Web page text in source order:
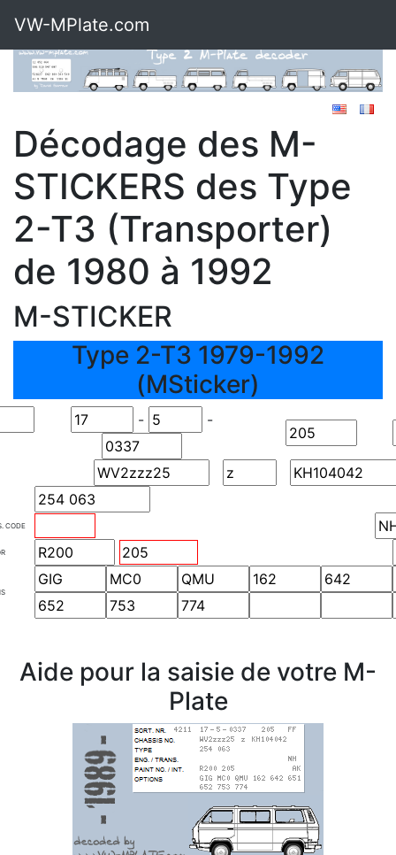
VW-MPlate.com
Décodage des M-
STICKERS des Type
2-T3 (Transporter)
de 1980 à 1992
M-STICKER
Type 2-T3 1979-1992
(MSticker)
- -
CODE
Aide pour la saisie de votre M-
Plate